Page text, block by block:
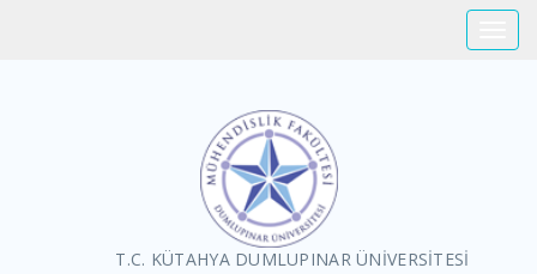
T.C. KÜTAHYA DUMLUPINAR ÜNİVERSİTESİ